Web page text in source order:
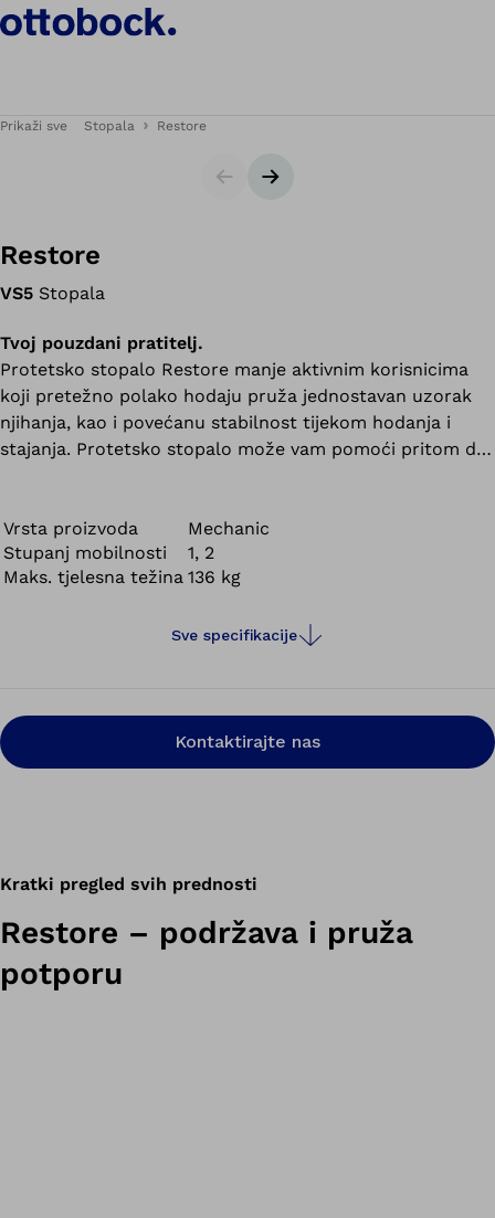
Prikaži sve Stopala Restore
KlizačSljedeći slajd
Restore
VS5 Stopala
Tvoj pouzdani pratitelj.
Protetsko stopalo Restore manje aktivnim korisnicima
koji pretežno polako hodaju pruža jednostavan uzorak
njihanja, kao i povećanu stabilnost tijekom hodanja i
stajanja. Protetsko stopalo može vam pomoći pritom da
Vrsta proizvoda
Mechanic
Stupanj mobilnosti
1, 2
Maks. tjelesna težina 136 kg
Sve specifikacije
Kontaktirajte nas
Kratki pregled svih prednosti
Restore – podržava i pruža
potporu